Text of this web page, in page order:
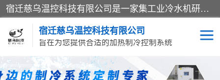
宿迁慈乌温控科技有限公司是一家集工业冷水机研发、制造、营销、服务于一体的技术生产型企业，经营范围包括：冷水机、螺杆式冷水机组、工业冷水机、水冷式冷水机、风冷式冷水机组、风冷螺杆式冷冻机组、冷冻机、注塑专用冷水机、混泥土专用冷水机、低温防爆冷水机组等。专业温控设备供应商 模温机/冷水机/导热油炉定制服务等
宿迁慈乌温控科技有限公司
旨在为您提供合适的加热制冷控制系统